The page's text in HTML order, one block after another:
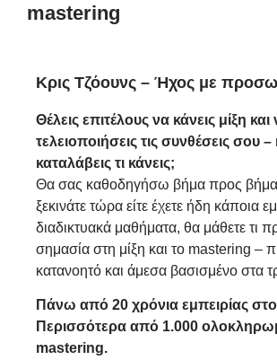
mastering
Κρις Τζόουνς – Ήχος με
Θέλεις επιτέλους να κάνεις μίξη και
τελειοποιήσεις τις συνθέσεις σου –
καταλάβεις τι κάνεις;
Θα σας καθοδηγήσω βήμα προς βήμα
ξεκινάτε τώρα είτε έχετε ήδη κάποια
διαδικτυακά μαθήματα, θα μάθετε τι
σημασία στη μίξη και το mastering –
κατανοητό και άμεσα βασισμένο στα
Πάνω από 20 χρόνια εμπειρίας στο
Περισσότερα από 1.000
mastering.